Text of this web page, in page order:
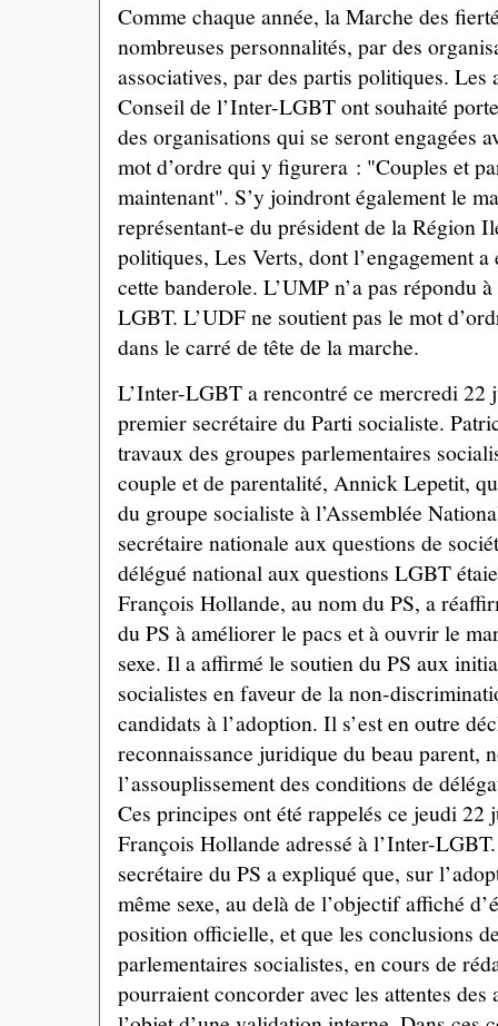
Comme chaque année, la Marche des
nombreuses personnalités, par des
associatives, par des partis politiques. Les
Conseil de l’Inter-LGBT ont souhaité
des organisations qui se seront engagées
mot d’ordre qui y figurera : "Couples et
maintenant". S’y joindront également le
représentant-e du président de la Région
politiques, Les Verts, dont l’engagement
cette banderole. L’UMP n’a pas répondu
LGBT. L’UDF ne soutient pas le mot
dans le carré de tête de la marche.
L’Inter-LGBT a rencontré ce mercredi 22
premier secrétaire du Parti socialiste.
travaux des groupes parlementaires
couple et de parentalité, Annick Lepetit,
du groupe socialiste à l’Assemblée
secrétaire nationale aux questions de
délégué national aux questions LGBT
François Hollande, au nom du PS, a
du PS à améliorer le pacs et à ouvrir le
sexe. Il a affirmé le soutien du PS aux
socialistes en faveur de la non-
candidats à l’adoption. Il s’est en outre
reconnaissance juridique du beau parent,
l’assouplissement des conditions de
Ces principes ont été rappelés ce jeudi
François Hollande adressé à l’Inter-
secrétaire du PS a expliqué que, sur
même sexe, au delà de l’objectif affiché
position officielle, et que les conclusions
parlementaires socialistes, en cours de
pourraient concorder avec les attentes